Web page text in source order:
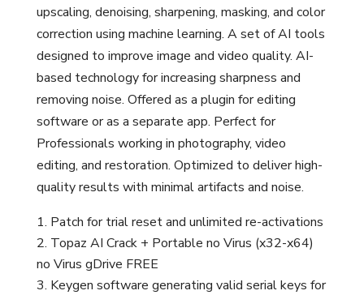
upscaling, denoising, sharpening, masking, and color
correction using machine learning. A set of AI tools
designed to improve image and video quality. AI-
based technology for increasing sharpness and
removing noise. Offered as a plugin for editing
software or as a separate app. Perfect for
Professionals working in photography, video
editing, and restoration. Optimized to deliver high-
quality results with minimal artifacts and noise.
Patch for trial reset and unlimited re-activations
Topaz AI Crack + Portable no Virus (x32-x64)
no Virus gDrive FREE
Keygen software generating valid serial keys for